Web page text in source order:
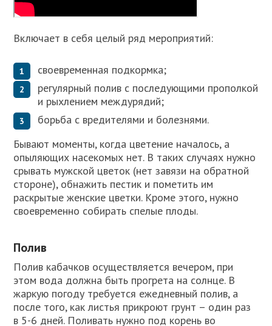
Включает в себя целый ряд мероприятий:
своевременная подкормка;
регулярный полив с последующими прополкой
и рыхлением междурядий;
борьба с вредителями и болезнями.
Бывают моменты, когда цветение началось, а
опыляющих насекомых нет. В таких случаях нужно
срывать мужской цветок (нет завязи на обратной
стороне), обнажить пестик и пометить им
раскрытые женские цветки. Кроме этого, нужно
своевременно собирать спелые плоды.
Полив
Полив кабачков осуществляется вечером, при
этом вода должна быть прогрета на солнце. В
жаркую погоду требуется ежедневный полив, а
после того, как листья прикроют грунт – один раз
в 5-6 дней. Поливать нужно под корень во